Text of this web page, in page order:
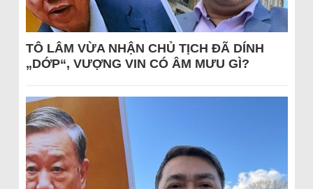
TÔ LÂM VỪA NHẬN CHỦ TỊCH ĐÃ DÍNH
„DỚP“, VƯỢNG VIN CÓ ÂM MƯU GÌ?